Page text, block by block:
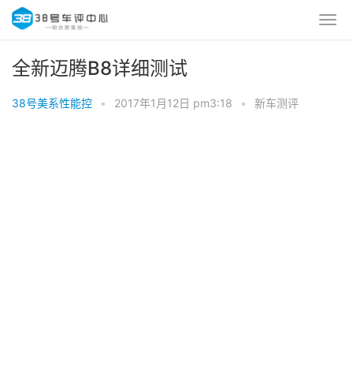
全新迈腾B8详细测试
38号美系性能控 • 2017年1月12日 pm3:18 • 新车测评